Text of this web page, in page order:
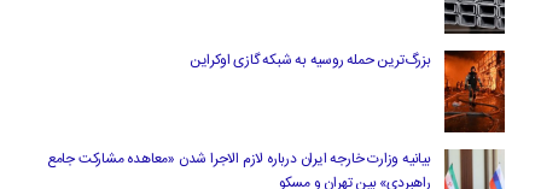
بزرگ‌ترین حمله روسیه به شبکه گازی اوکراین
بیانیه وزارت خارجه ایران درباره لازم‌ الاجرا شدن «معاهده مشارکت جامع
راهبردی» بین تهران و مسکو